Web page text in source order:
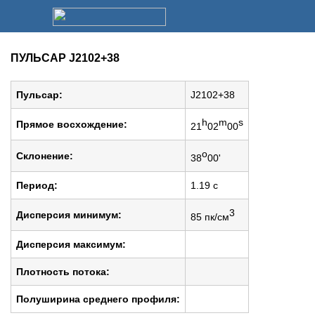
ПУЛЬСАР J2102+38
Пульсар: J2102+38
Прямое восхождение: 21 h02m00s
Cклонение: 38o00'
Период: 1.19 c
Дисперсия минимум: 85 пк/см3
Дисперсия максимум:
Плотность потока:
Полуширина среднего профиля: